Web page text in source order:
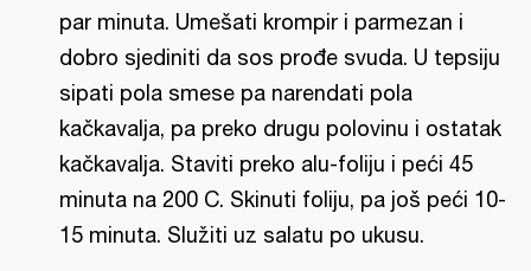
par minuta. Umešati krompir i parmezan i
dobro sjediniti da sos prođe svuda. U tepsiju
sipati pola smese pa narendati pola
kačkavalja, pa preko drugu polovinu i ostatak
kačkavalja. Staviti preko alu-foliju i peći 45
minuta na 200 C. Skinuti foliju, pa još peći 10-
15 minuta. Služiti uz salatu po ukusu.